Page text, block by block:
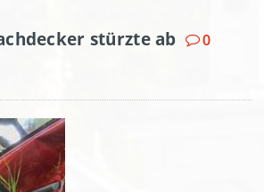
stürzte ab 0